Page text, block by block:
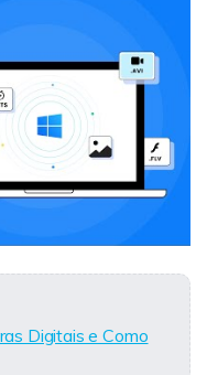
Digitais e Como